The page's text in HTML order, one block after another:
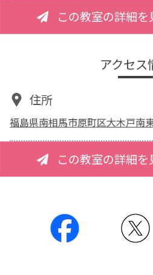
この教室の詳細を
アクセス
住所
福島県南相馬市原町区大木戸南
この教室の詳細を